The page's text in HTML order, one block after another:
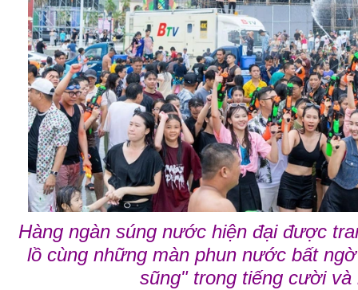
Hàng ngàn súng nước hiện đại được
lồ cùng những màn phun nước bất
sũng" trong tiếng cười và